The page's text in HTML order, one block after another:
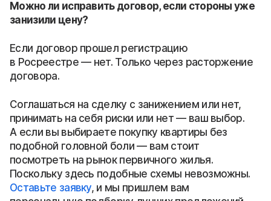
Можно ли исправить договор, если стороны уже
занизили цену?
Если договор прошел регистрацию
в Росреестре — нет. Только через расторжение
договора.
Соглашаться на сделку с занижением или нет,
принимать на себя риски или нет — ваш выбор.
А если вы выбираете покупку квартиры без
подобной головной боли — вам стоит
посмотреть на рынок первичного жилья.
Поскольку здесь подобные схемы невозможны.
Оставьте заявку, и мы пришлем вам